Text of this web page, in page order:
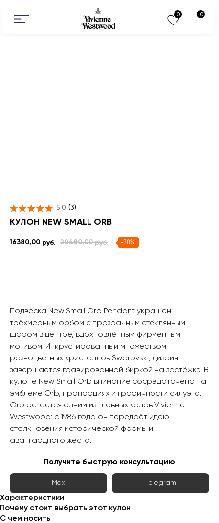
5.0 (3)
КУЛОН NEW SMALL ORB
16380,00 руб. 20480,00 руб. -20%
Подвеска New Small Orb Pendant украшен
трёхмерным орбом с прозрачным стеклянным
шаром в центре, вдохновлённым фирменным
мотивом. Инкрустированный множеством
разноцветных кристаллов Swarovski, дизайн
завершается гравированной биркой на застёжке. В
кулоне New Small Orb внимание сосредоточено на
эмблеме Orb, пропорциях и графичности силуэта.
Orb остаётся одним из главных кодов Vivienne
Westwood: с 1986 года он передаёт идею
столкновения исторической формы и
авангардного жеста.
Получите быструю консультацию
Max Telegram
Характеристики
Почему стоит выбрать этот кулон
С чем носить